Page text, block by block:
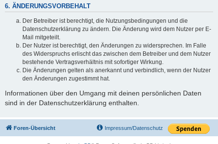
6. ÄNDERUNGSVORBEHALT
Der Betreiber ist berechtigt, die Nutzungsbedingungen und die
Datenschutzerklärung zu ändern. Die Änderung wird dem Nutzer per E-
Mail mitgeteilt.
Der Nutzer ist berechtigt, den Änderungen zu widersprechen. Im Falle
des Widerspruchs erlischt das zwischen dem Betreiber und dem Nutzer
bestehende Vertragsverhältnis mit sofortiger Wirkung.
Die Änderungen gelten als anerkannt und verbindlich, wenn der Nutzer
den Änderungen zugestimmt hat.
Informationen über den Umgang mit deinen persönlichen Daten
sind in der Datenschutzerklärung enthalten.
Foren-Übersicht Impressum/Datenschutz